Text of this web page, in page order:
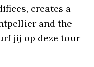
creates a
and the
jij op deze tour